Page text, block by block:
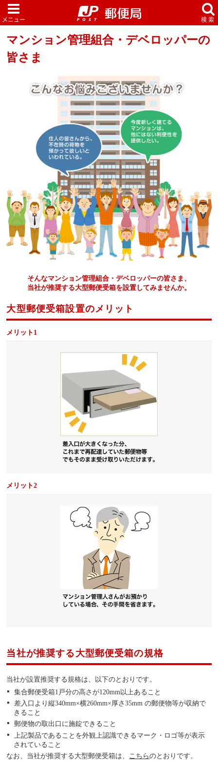
マンション管理組合・デベロッパーの
皆さま
そんなマンション管理組合・デベロッパーの皆さま、
当社が推奨する大型郵便受箱を設置してみませんか。
大型郵便受箱設置のメリット
メリット1
メリット2
当社が推奨する大型郵便受箱の規格
当社が設置推奨する規格は、以下のとおりです。
集合郵便受箱1戸分の高さが120mm以上あること
差入口より縦340mm×横260mm×厚さ35mm の郵便物等が収納で
きること
郵便物の取出口に施錠できること
上記製品であることを外観上認識できるマーク・ロゴ等が表示
されていること
なお、当社が推奨する大型郵便受箱は、 こちらのとおりです。